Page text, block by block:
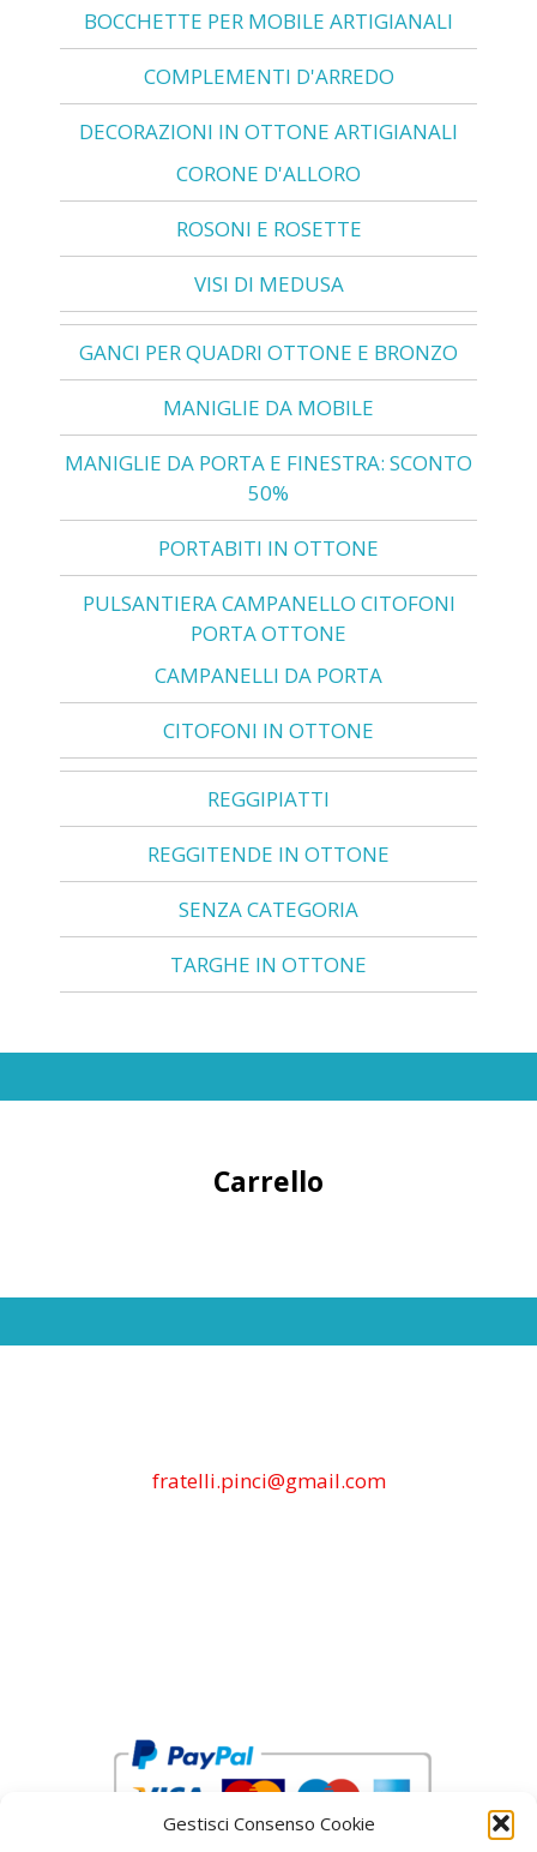
Gestisci Consenso Cookie
BOCCHETTE PER MOBILE ARTIGIANALI
COMPLEMENTI D'ARREDO
DECORAZIONI IN OTTONE ARTIGIANALI
CORONE D'ALLORO
ROSONI E ROSETTE
VISI DI MEDUSA
GANCI PER QUADRI OTTONE E BRONZO
MANIGLIE DA MOBILE
MANIGLIE DA PORTA E FINESTRA: SCONTO
50%
PORTABITI IN OTTONE
PULSANTIERA CAMPANELLO CITOFONI
PORTA OTTONE
CAMPANELLI DA PORTA
CITOFONI IN OTTONE
REGGIPIATTI
REGGITENDE IN OTTONE
SENZA CATEGORIA
TARGHE IN OTTONE
Carrello
fratelli.pinci@gmail.com